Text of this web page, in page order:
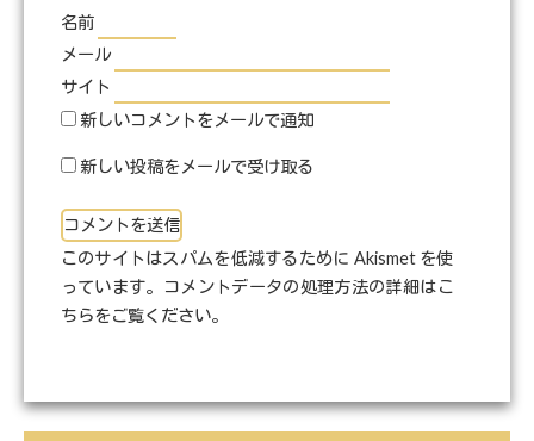
名前
メール
サイト
新しいコメントをメールで通知
新しい投稿をメールで受け取る
このサイトはスパムを低減するために Akismet を使
っています。
コメントデータの処理方法の詳細はこ
ちらをご覧ください。